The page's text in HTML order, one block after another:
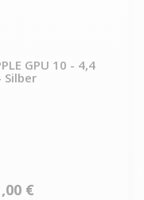
GPU 10 - 4,4
Silber
€